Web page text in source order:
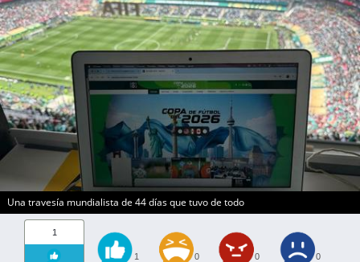
Una travesía mundialista de 44 días que tuvo de todo
1
1 0 0 0